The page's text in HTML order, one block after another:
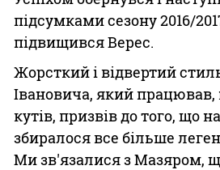
підсумками сезону 2016/
підвищився Верес.
Жорсткий і відвертий
Івановича, який працював,
кутів, призвів до того, що
збиралося все більше
Ми зв'язалися з Мазяром,